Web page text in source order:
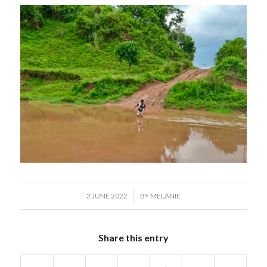
2 JUNE 2022
/ BY MELANIE
Share this entry